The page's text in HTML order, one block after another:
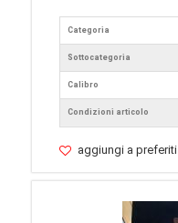
Categoria
Sottocategoria
Calibro
Condizioni articolo
aggiungi a preferiti